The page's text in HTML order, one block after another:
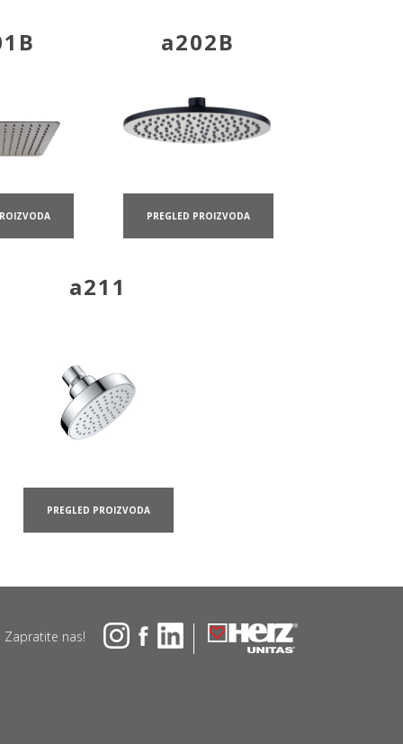
a202B
PREGLED PROIZVODA
a211
PREGLED PROIZVODA
Zapratite nas!